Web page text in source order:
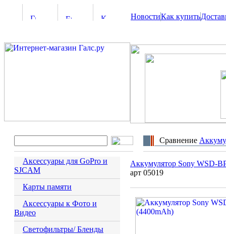
НовостиКак купить
Сравнение
Аксессуары для GoPro и
SJCAM
Карты памяти
Аксессуары к Фото и
Видео
Светофильтры/ Бленды
Аккумулятор Sony WSD-
арт 05019